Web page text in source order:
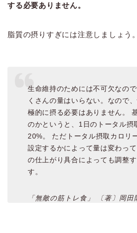
する必要ありません。
脂質の摂りすぎには注意しましょう。
生命維持のためには不可欠なの
くさんの量はいらない。なので
極的に摂る必要はありません。
のかというと、1日のトータル摂
20%。 ただトータル摂取カロリ
設定するかによって量は変わっ
の仕上がり具合によっても調整
す。
「無敵の筋トレ食」 〔著〕岡田